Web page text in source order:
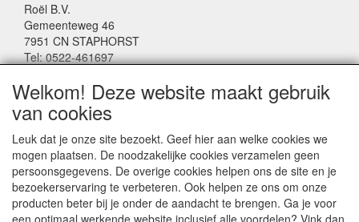
Roël B.V.
Gemeenteweg 46
7951 CN STAPHORST
Tel: 0522-461697
Facebook: www.facebook.com/roelspeelgoed
Openingstijden Winkel:
Maandag t/m Vrijdag: 9:00 - 17:30
Zaterdag: 9:00 - 17:00
Donderdagavond koopavond: 19:00 - 21:00
Welkom! Deze website maakt gebruik
van cookies
Leuk dat je onze site bezoekt. Geef hier aan welke cookies we
mogen plaatsen. De noodzakelijke cookies verzamelen geen
persoonsgegevens. De overige cookies helpen ons de site en je
bezoekerservaring te verbeteren. Ook helpen ze ons om onze
producten beter bij je onder de aandacht te brengen. Ga je voor
een optimaal werkende website inclusief alle voordelen? Vink dan